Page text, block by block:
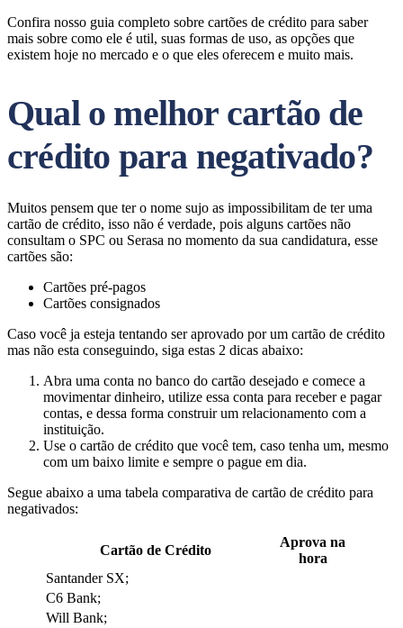
Confira nosso guia completo sobre cartões de crédito para saber
mais sobre como ele é util, suas formas de uso, as opções que
existem hoje no mercado e o que eles oferecem e muito mais.
Qual o melhor cartão de
crédito para negativado?
Muitos pensem que ter o nome sujo as impossibilitam de ter uma
cartão de crédito, isso não é verdade, pois alguns cartões não
consultam o SPC ou Serasa no momento da sua candidatura, esse
cartões são:
Cartões pré-pagos
Cartões consignados
Caso você ja esteja tentando ser aprovado por um cartão de crédito
mas não esta conseguindo, siga estas 2 dicas abaixo:
Abra uma conta no banco do cartão desejado e comece a
movimentar dinheiro, utilize essa conta para receber e pagar
contas, e dessa forma construir um relacionamento com a
instituição.
Use o cartão de crédito que você tem, caso tenha um, mesmo
com um baixo limite e sempre o pague em dia.
Segue abaixo a uma tabela comparativa de cartão de crédito para
negativados:
Cartão de Crédito
Aprova na
hora
Santander SX;
C6 Bank;
Will Bank;